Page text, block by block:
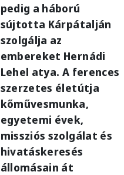
pedig a háború
sújtotta Kárpátalján
szolgálja az
embereket Hernádi
Lehel atya. A ferences
szerzetes életútja
kőművesmunka,
egyetemi évek,
missziós szolgálat és
hivatáskeresés
állomásain át